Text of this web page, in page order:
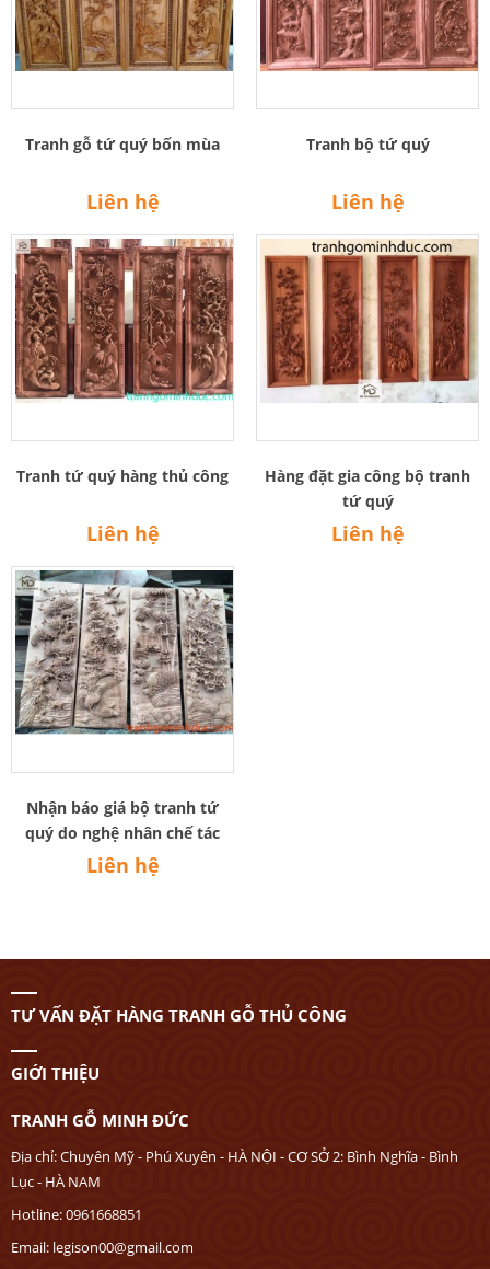
Tranh gỗ tứ quý bốn mùa
Liên hệ
Tranh bộ tứ quý
Liên hệ
Tranh tứ quý hàng thủ công
Liên hệ
Hàng đặt gia công bộ tranh
tứ quý
Liên hệ
Nhận báo giá bộ tranh tứ
quý do nghệ nhân chế tác
Liên hệ
TƯ VẤN ĐẶT HÀNG TRANH GỖ THỦ CÔNG
GIỚI THIỆU
TRANH GỖ MINH ĐỨC
Địa chỉ: Chuyên Mỹ - Phú Xuyên - HÀ NỘI - CƠ SỞ 2: Bình Nghĩa - Bình
Lục - HÀ NAM
Hotline: 0961668851
Email: legison00@gmail.com